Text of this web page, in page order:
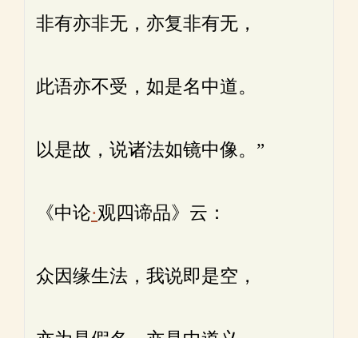
非有亦非无，亦复非有无，
此语亦不受，如是名中道。
以是故，说诸法如镜中像。”
《中论·观四谛品》云：
众因缘生法，我说即是空，